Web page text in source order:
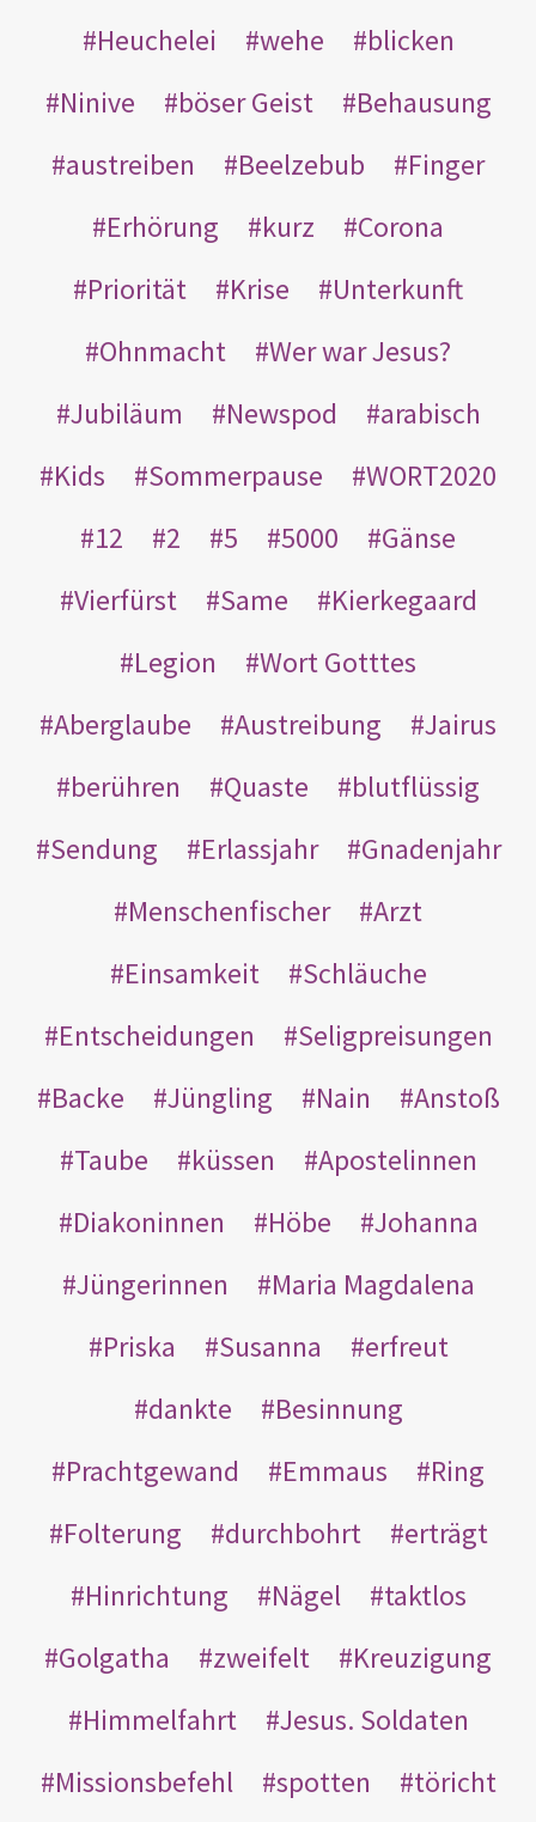
Heuchelei wehe
blicken
Ninive
böser Geist
Behausung
austreiben
Beelzebub
Finger
Erhörung
kurz
Corona
Priorität
Krise
Unterkunft
Ohnmacht
Wer war Jesus?
Jubiläum
Newspod
arabisch
Kids
Sommerpause
WORT2020
12
2 5 5000
Gänse
Vierfürst
Same
Kierkegaard
Legion
Wort Gotttes
Aberglaube
Austreibung
Jairus
berühren
Quaste
blutflüssig
Sendung
Erlassjahr
Gnadenjahr
Menschenfischer
Arzt
Einsamkeit
Schläuche
Entscheidungen
Seligpreisungen
Backe
Jüngling Nain
Anstoß
Taube
küssen
Apostelinnen
Diakoninnen
Höbe
Johanna
Jüngerinnen
Maria Magdalena
Priska
Susanna
erfreut
dankte
Besinnung
Prachtgewand
Emmaus
Ring
Folterung
durchbohrt
erträgt
Hinrichtung
Nägel
taktlos
Golgatha
zweifelt
Kreuzigung
Himmelfahrt
Jesus. Soldaten
Missionsbefehl
spotten
töricht